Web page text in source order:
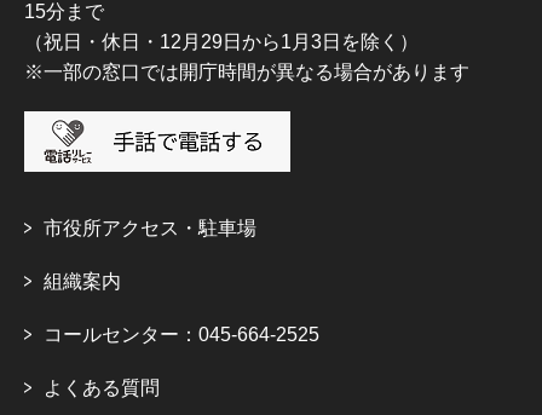
15分まで
（祝日・休日・12月29日から1月3日を除く）
※一部の窓口では開庁時間が異なる場合があります
市役所アクセス・駐車場
組織案内
コールセンター：045-664-2525
よくある質問